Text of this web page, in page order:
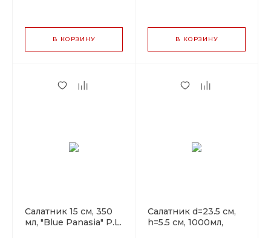
В КОРЗИНУ В КОРЗИНУ
Салатник 15 см, 350
мл, "Blue Panasia" P.L.
Салатник d=23.5 см,
h=5.5 см, 1000мл,